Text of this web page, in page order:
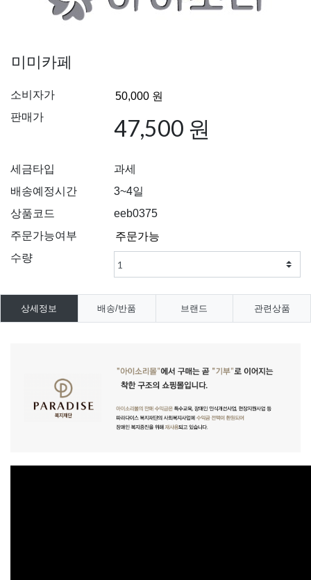
미미카페
소비자가
판매가
47,500 원
세금타입
과세
배송예정시간
3~4일
상품코드
eeb0375
주문가능여부
수량
상세정보 배송/반품 브랜드 관련상품